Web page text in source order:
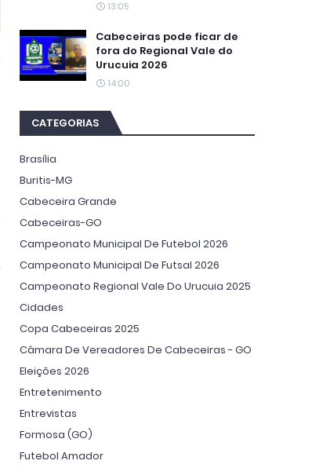
13:05
Cabeceiras pode ficar de
fora do Regional Vale do
Urucuia 2026
14:00
CATEGORIAS
Brasília
Buritis-MG
Cabeceira Grande
Cabeceiras-GO
Campeonato Municipal De Futebol 2026
Campeonato Municipal De Futsal 2026
Campeonato Regional Vale Do Urucuia 2025
Cidades
Copa Cabeceiras 2025
Câmara De Vereadores De Cabeceiras - GO
Eleições 2026
Entretenimento
Entrevistas
Formosa (GO)
Futebol Amador